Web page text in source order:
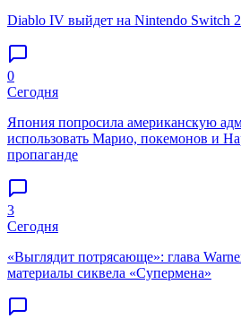
Diablo IV выйдет на Nintendo Switch
0
Сегодня
Япония попросила американскую
использовать Марио, покемонов и
пропаганде
3
Сегодня
«Выглядит потрясающе»: глава
материалы сиквела «Супермена»